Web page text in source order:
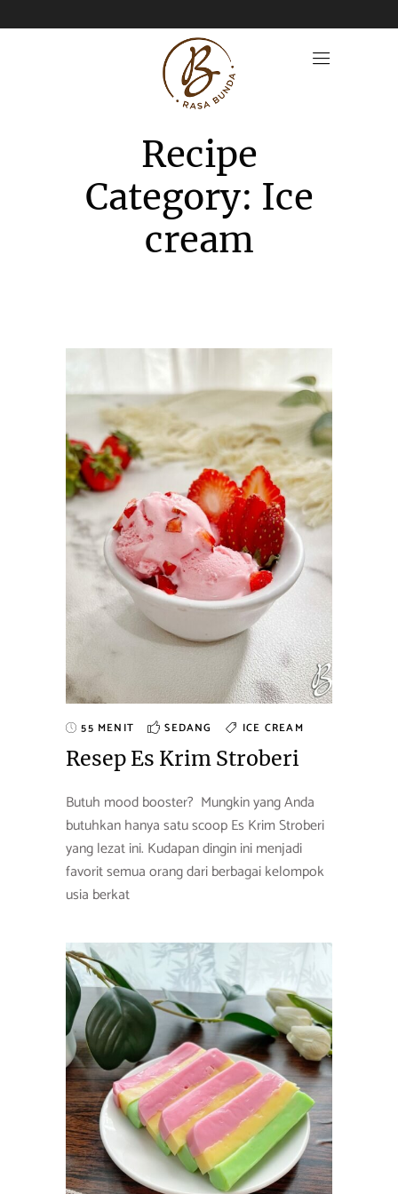
Recipe
Category: Ice
cream
55 MENIT SEDANG ICE CREAM
Resep Es Krim Stroberi
Butuh mood booster? Mungkin yang Anda
butuhkan hanya satu scoop Es Krim Stroberi
yang lezat ini. Kudapan dingin ini menjadi
favorit semua orang dari berbagai kelompok
usia berkat